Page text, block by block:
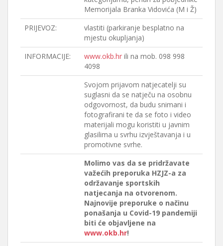
Memorijala Branka Vidovića (M i Ž)
PRIJEVOZ:
vlastiti (parkiranje besplatno na
mjestu okupljanja)
INFORMACIJE:
www.okb.hr ili na mob. 098 998
4098
Svojom prijavom natjecatelji su
suglasni da se natječu na osobnu
odgovornost, da budu snimani i
fotografirani te da se foto i video
materijali mogu koristiti u javnim
glasilima u svrhu izvještavanja i u
promotivne svrhe.
Molimo vas da se pridržavate
važećih preporuka HZJZ-a za
održavanje sportskih
natjecanja na otvorenom.
Najnovije preporuke o načinu
ponašanja u Covid-19 pandemiji
biti će objavljene na
www.okb.hr!